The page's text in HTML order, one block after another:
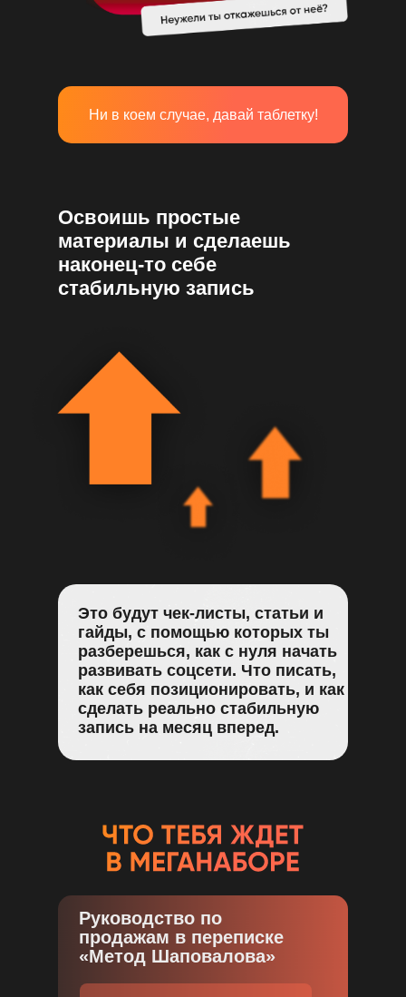
Ни в коем случае, давай таблетку!
Освоишь простые
материалы и сделаешь
наконец-то себе
стабильную запись
Это будут чек-листы, статьи и
гайды, с помощью которых ты
разберешься, как с нуля начать
развивать соцсети. Что писать,
как себя позиционировать, и как
сделать реально стабильную
запись на месяц вперед.
Руководство по
продажам в переписке
«Метод Шаповалова»